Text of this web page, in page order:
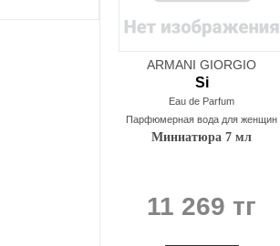
ARMANI GIORGIO
Si
Eau de Parfum
Парфюмерная вода для женщин
Миниатюра 7 мл
11 269 тг